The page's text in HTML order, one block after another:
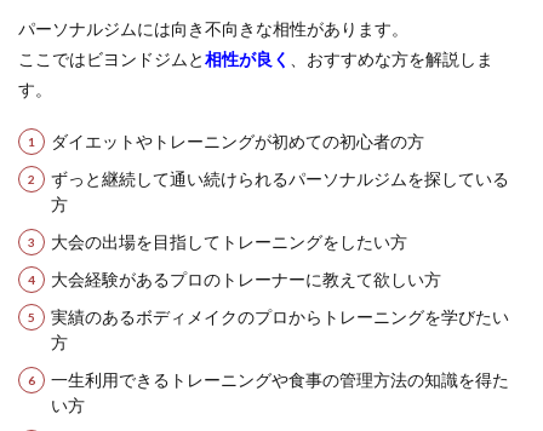
パーソナルジムには向き不向きな相性があります。
ここではビヨンドジムと相性が良く
、おすすめな方を解説しま
す。
ダイエットやトレーニングが初めての初心者の方
ずっと継続して通い続けられるパーソナルジムを探している
方
大会の出場を目指してトレーニングをしたい方
大会経験があるプロのトレーナーに教えて欲しい方
実績のあるボディメイクのプロからトレーニングを学びたい
方
一生利用できるトレーニングや食事の管理方法の知識を得た
い方